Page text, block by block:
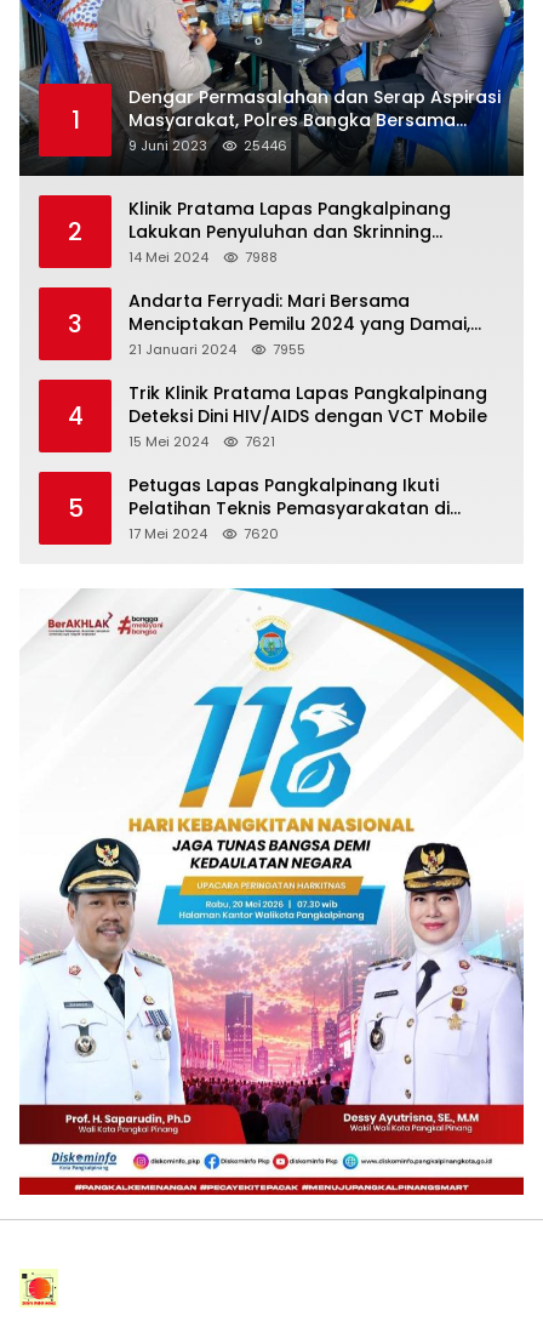
1
Dengar Permasalahan dan Serap Aspirasi
Masyarakat, Polres Bangka Bersama
Polsek Pemali Rutin Gelar Jumat Curhat
9 Juni 2023 25446
2
Klinik Pratama Lapas Pangkalpinang
Lakukan Penyuluhan dan Skrinning
Kesehatan Jiwa Bagi Warga Binaan
14 Mei 2024 7988
3
Andarta Ferryadi: Mari Bersama
Menciptakan Pemilu 2024 yang Damai,
Jujur dan Adil.
21 Januari 2024 7955
4
Trik Klinik Pratama Lapas Pangkalpinang
Deteksi Dini HIV/AIDS dengan VCT Mobile
15 Mei 2024 7621
5
Petugas Lapas Pangkalpinang Ikuti
Pelatihan Teknis Pemasyarakatan di
Batam
17 Mei 2024 7620